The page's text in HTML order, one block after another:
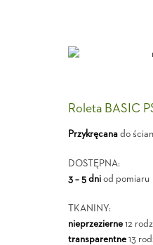
Roleta BASIC
Przykręcanado
DOSTĘPNA:
3 – 5 dniod pomiaru
TKANINY:
nieprzezierne12
transparentne13